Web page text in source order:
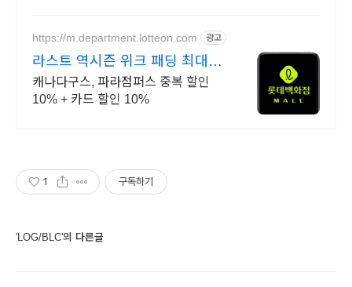
https://m.department.lotteon.com 광고
라스트 역시즌 위크 패딩 최대
74% 할인
캐나다구스, 파라점퍼스 중복 할인
10% + 카드 할인 10%
1 구독하기
'LOG/BLC'의 다른글